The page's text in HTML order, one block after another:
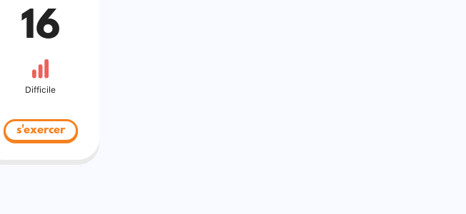
16
Difficile
s'exercer